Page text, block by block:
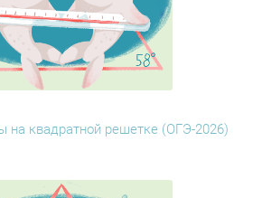
на квадратной решетке (ОГЭ-2026)